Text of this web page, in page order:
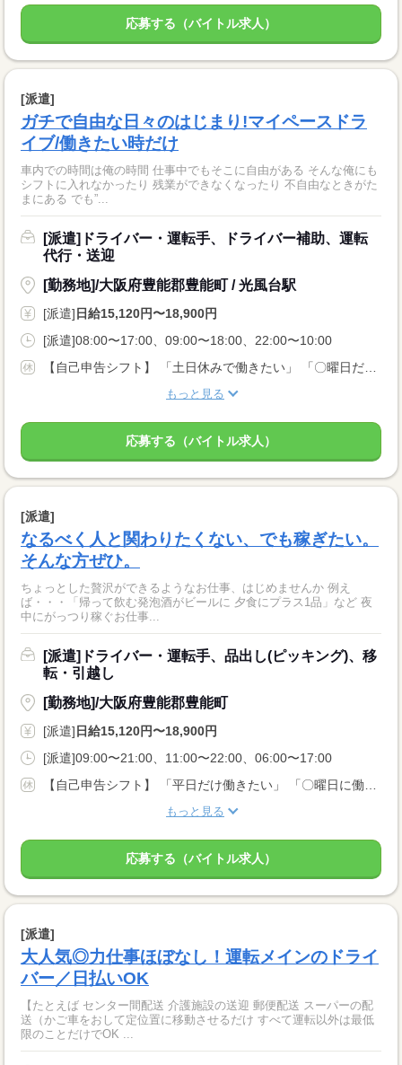
応募する（バイトル求人）
[派遣]
ガチで自由な日々のはじまり!マイペースドラ
イブ/働きたい時だけ
車内での時間は俺の時間 仕事中でもそこに自由がある そんな俺にも
シフトに入れなかったり 残業ができなくなったり 不自由なときがた
まにある でも”...
[派遣]ドライバー・運転手、ドライバー補助、運転
代行・送迎
[勤務地]/大阪府豊能郡豊能町 / 光風台駅
[派遣] 日給15,120円〜18,900円
[派遣]08:00〜17:00、09:00〜18:00、22:00〜10:00
もっと見る
応募する（バイトル求人）
[派遣]
なるべく人と関わりたくない、でも稼ぎたい。
そんな方ぜひ。
ちょっとした贅沢ができるようなお仕事、はじめませんか 例え
ば・・・「帰って飲む発泡酒がビールに 夕食にプラス1品」など 夜
中にがっつり稼ぐお仕事...
[派遣]ドライバー・運転手、品出し(ピッキング)、移
転・引越し
[勤務地]/大阪府豊能郡豊能町
[派遣] 日給15,120円〜18,900円
[派遣]09:00〜21:00、11:00〜22:00、06:00〜17:00
もっと見る
応募する（バイトル求人）
[派遣]
大人気◎力仕事ほぼなし！運転メインのドライ
バー／日払いOK
【たとえば センター間配送 介護施設の送迎 郵便配送 スーパーの配
送（かご車をおして定位置に移動させるだけ すべて運転以外は最低
限のことだけでOK ...